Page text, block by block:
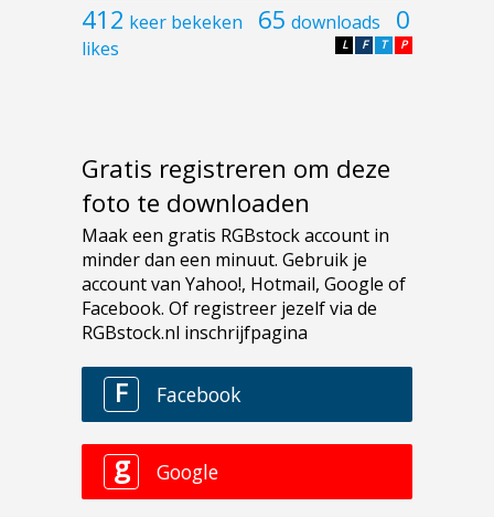
412 keer bekeken 65 downloads 0
likes P
T
F
L
Gratis registreren om deze
foto te downloaden